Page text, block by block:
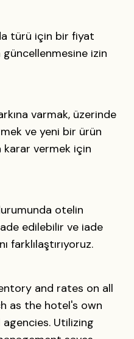
türü için bir fiyat
güncellenmesine izin
varmak, üzerinde
ve yeni bir ürün
karar vermek için
otelin
edilebilir ve iade
farklılaştırıyoruz.
and rates on all
as the hotel's own
Utilizing